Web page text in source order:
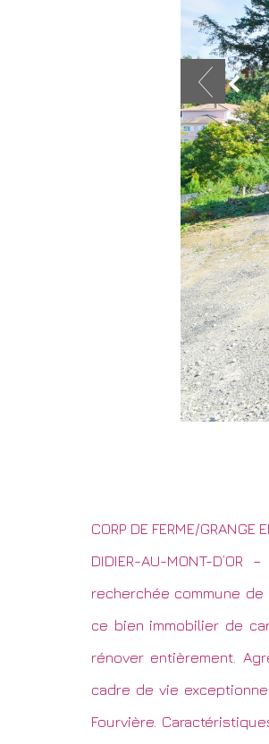
CORP DE FERME/
DIDIER-AU-MONT-
recherchée commune
ce bien immobilier de
rénover entièrement.
cadre de vie
Fourvière.